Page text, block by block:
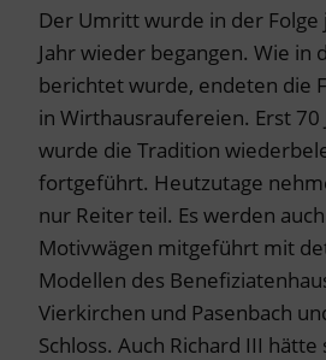
Der Umritt wurde in der Folge
Jahr wieder begangen. Wie in
berichtet wurde, endeten die
in Wirthausraufereien. Erst 70
wurde die Tradition
fortgeführt. Heutzutage
nur Reiter teil. Es werden
Motivwägen mitgeführt mit
Modellen des
Vierkirchen und Pasenbach
Schloss. Auch Richard III